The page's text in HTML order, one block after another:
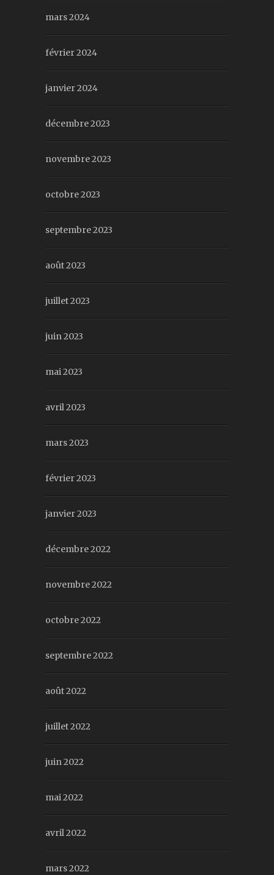
mars 2024
février 2024
janvier 2024
décembre 2023
novembre 2023
octobre 2023
septembre 2023
août 2023
juillet 2023
juin 2023
mai 2023
avril 2023
mars 2023
février 2023
janvier 2023
décembre 2022
novembre 2022
octobre 2022
septembre 2022
août 2022
juillet 2022
juin 2022
mai 2022
avril 2022
mars 2022